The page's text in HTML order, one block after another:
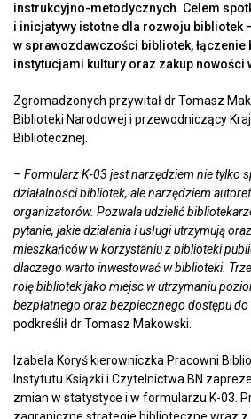
instrukcyjno-metodycznych. Celem
i inicjatywy istotne dla rozwoju bibliotek
w sprawozdawczości bibliotek, łączenie
instytucjami kultury oraz zakup nowości
Zgromadzonych przywitał dr Tomasz
Biblioteki Narodowej i przewodniczący
Bibliotecznej.
– Formularz K-03 jest narzędziem nie tylko
działalności bibliotek, ale narzędziem
organizatorów. Pozwala udzielić
pytanie, jakie działania i usługi utrzymują
mieszkańców w korzystaniu z biblioteki
dlaczego warto inwestować w biblioteki.
rolę bibliotek jako miejsc w utrzymaniu
bezpłatnego oraz bezpiecznego dostępu
podkreślił dr Tomasz Makowski.
Izabela Koryś kierowniczka Pracowni
Instytutu Książki i Czytelnictwa BN
zmian w statystyce i w formularzu K-03.